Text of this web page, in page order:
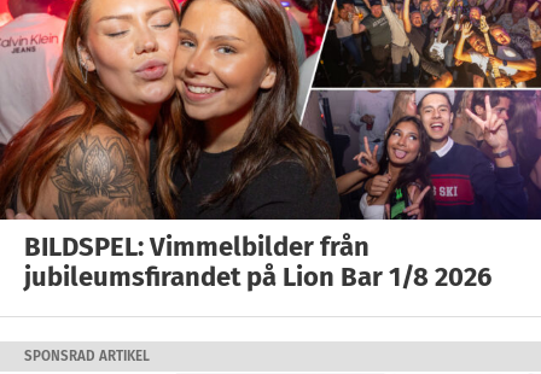
BILDSPEL: Vimmelbilder från
jubileumsfirandet på Lion Bar 1/8 2026
SPONSRAD ARTIKEL